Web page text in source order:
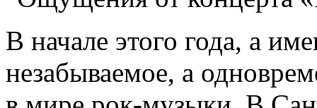
В начале этого года, а
незабываемое, а